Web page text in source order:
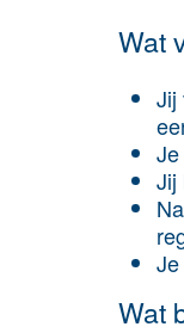
Wat
Jij
Jij
Wat